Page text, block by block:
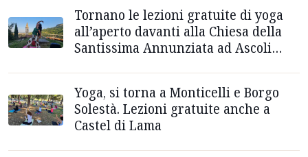
Tornano le lezioni gratuite di yoga
all’aperto davanti alla Chiesa della
Santissima Annunziata ad Ascoli
Yoga, si torna a Monticelli e Borgo
Solestà. Lezioni gratuite anche a
Castel di Lama